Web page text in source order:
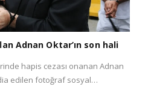
Adnan Oktar’ın son hali
hapis cezası onanan Adnan
edilen fotoğraf sosyal…